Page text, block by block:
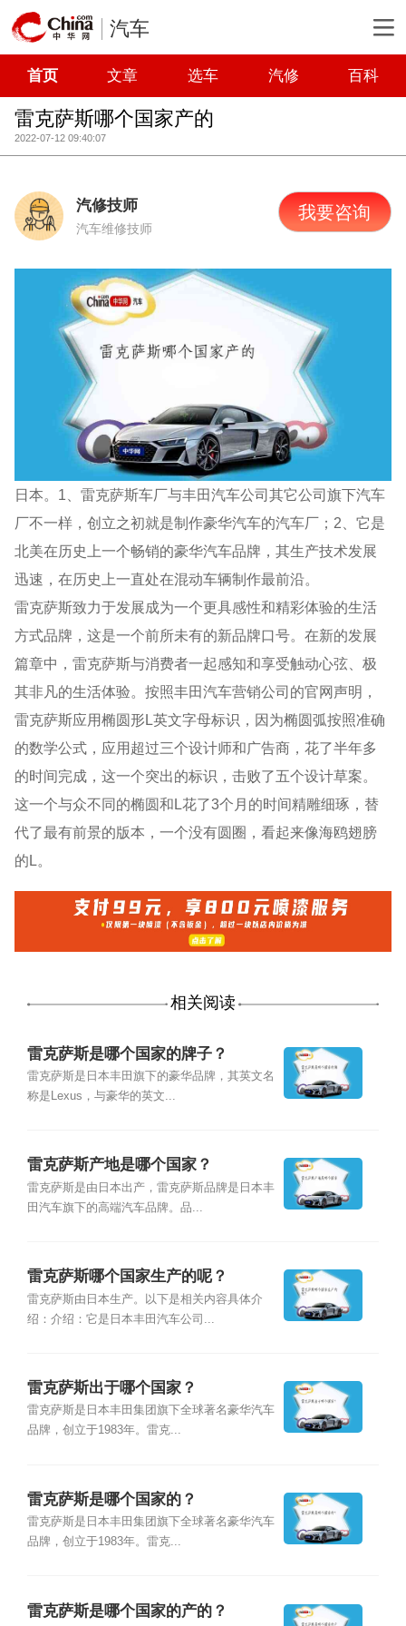
汽车
首页 文章 选车 汽修 百科
雷克萨斯哪个国家产的
2022-07-12 09:40:07
汽修技师
汽车维修技师
我要咨询
日本。1、雷克萨斯车厂与丰田汽车公司其它公司旗下汽车
厂不一样，创立之初就是制作豪华汽车的汽车厂；2、它是
北美在历史上一个畅销的豪华汽车品牌，其生产技术发展
迅速，在历史上一直处在混动车辆制作最前沿。
雷克萨斯致力于发展成为一个更具感性和精彩体验的生活
方式品牌，这是一个前所未有的新品牌口号。在新的发展
篇章中，雷克萨斯与消费者一起感知和享受触动心弦、极
其非凡的生活体验。按照丰田汽车营销公司的官网声明，
雷克萨斯应用椭圆形L英文字母标识，因为椭圆弧按照准确
的数学公式，应用超过三个设计师和广告商，花了半年多
的时间完成，这一个突出的标识，击败了五个设计草案。
这一个与众不同的椭圆和L花了3个月的时间精雕细琢，替
代了最有前景的版本，一个没有圆圈，看起来像海鸥翅膀
的L。
相关阅读
雷克萨斯是哪个国家的牌子？
雷克萨斯是日本丰田旗下的豪华品牌，其英文名
称是Lexus，与豪华的英文...
雷克萨斯产地是哪个国家？
雷克萨斯是由日本出产，雷克萨斯品牌是日本丰
田汽车旗下的高端汽车品牌。品...
雷克萨斯哪个国家生产的呢？
雷克萨斯由日本生产。以下是相关内容具体介
绍：介绍：它是日本丰田汽车公司...
雷克萨斯出于哪个国家？
雷克萨斯是日本丰田集团旗下全球著名豪华汽车
品牌，创立于1983年。雷克...
雷克萨斯是哪个国家的？
雷克萨斯是日本丰田集团旗下全球著名豪华汽车
品牌，创立于1983年。雷克...
雷克萨斯是哪个国家的产的？